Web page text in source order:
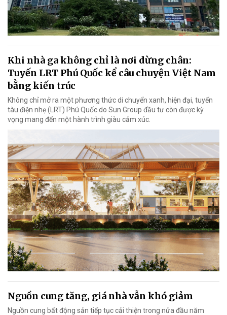
Khi nhà ga không chỉ là nơi dừng chân:
Tuyến LRT Phú Quốc kể câu chuyện Việt Nam
bằng kiến trúc
Không chỉ mở ra một phương thức di chuyển xanh, hiện đại, tuyến
tàu điện nhẹ (LRT) Phú Quốc do Sun Group đầu tư còn được kỳ
vọng mang đến một hành trình giàu cảm xúc.
Nguồn cung tăng, giá nhà vẫn khó giảm
Nguồn cung bất động sản tiếp tục cải thiện trong nửa đầu năm